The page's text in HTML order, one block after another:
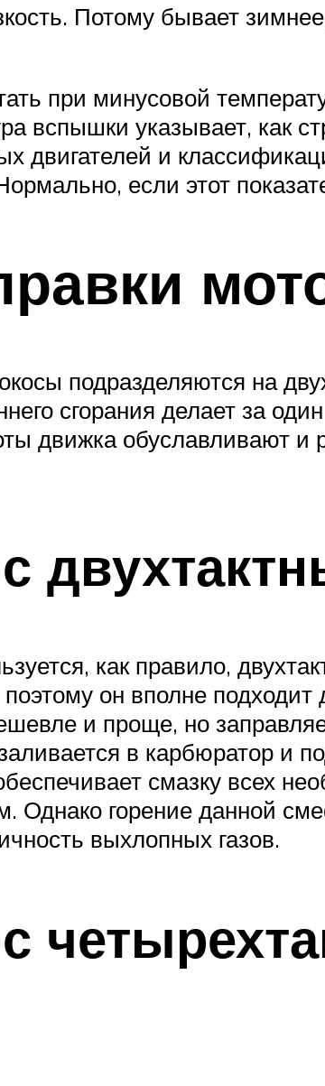
Потому бывает
при минусовой
вспышки указывает, как
двигателей и
если этот
подразделяются на
сгорания делает за
движка обуславливают и
как правило,
он вполне
и проще, но
в карбюратор и
смазку всех
Однако горение данной
выхлопных газов.